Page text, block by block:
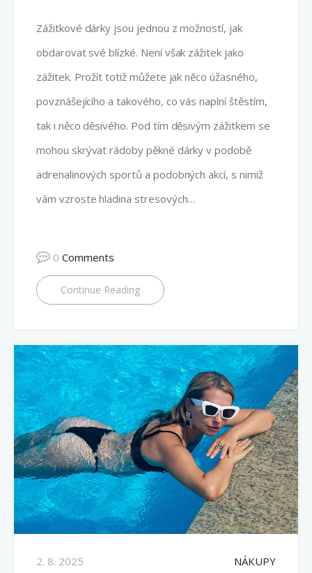
Zážitkové dárky jsou jednou z možností, jak
obdarovat své blízké. Není však zážitek jako
zážitek. Prožít totiž můžete jak něco úžasného,
povznášejícího a takového, co vás naplní štěstím,
tak i něco děsivého. Pod tím děsivým zážitkem se
mohou skrývat rádoby pěkné dárky v podobě
adrenalinových sportů a podobných akcí, s nimiž
vám vzroste hladina stresových…
0 Comments
Continue Reading
2. 8. 2025 NÁKUPY